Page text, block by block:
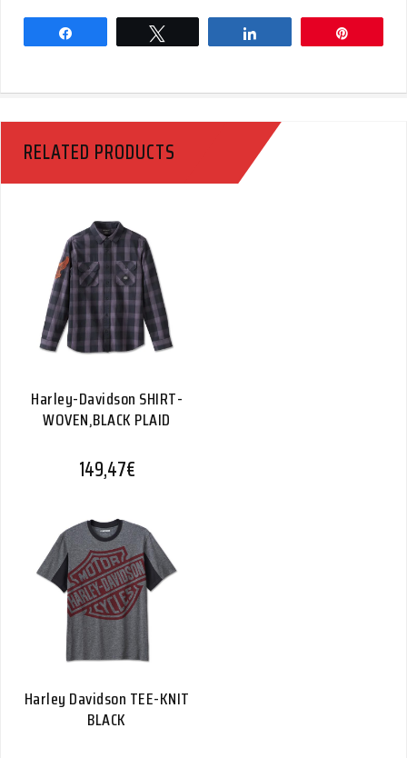
RELATED PRODUCTS
Harley-Davidson SHIRT-
WOVEN,BLACK PLAID
149,47€
Harley Davidson TEE-KNIT
BLACK